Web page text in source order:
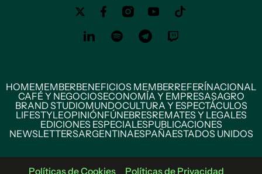
HOMEMEMBERBENEFICIOS MEMBERREFERÍNACIONAL
CAFÉ Y NEGOCIOSECONOMÍA Y EMPRESASAGRO
BRAND STUDIOMUNDOCULTURA Y ESPECTÁCULOS
LIFESTYLEOPINIÓNFÚNEBRESREMATES Y LEGALES
EDICIONES ESPECIALESPUBLICACIONES
NEWSLETTERSARGENTINAESPAÑAESTADOS UNIDOS
Políticas de Cookies Políticas de Privacidad